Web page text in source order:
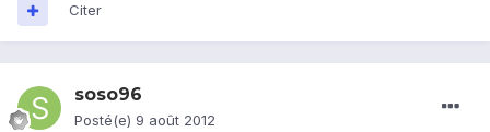
Citer
soso96
Posté(e) 9 août 2012